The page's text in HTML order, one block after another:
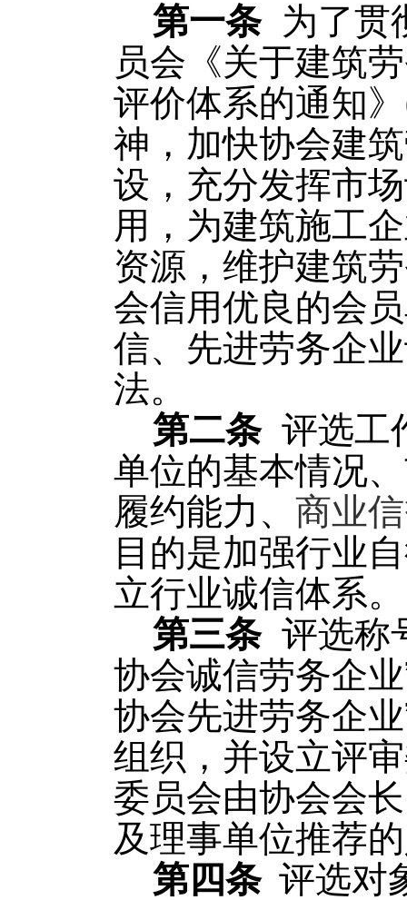
第一条 为了贯
员会《关于建筑
评价体系的通知》
神，加快协会建
设，充分发挥市
用，为建筑施工
资源，维护建筑
会信用优良的会
信、先进劳务企
法。
第二条 评选工
单位的基本情况
履约能力、 商业
目的是加强行业
立行业诚信体系。
第三条 评选称
协会诚信劳务企业
协会先进劳务企业
组织，并设立评
委员会由协会会
及理事单位推荐
第四条 评选对